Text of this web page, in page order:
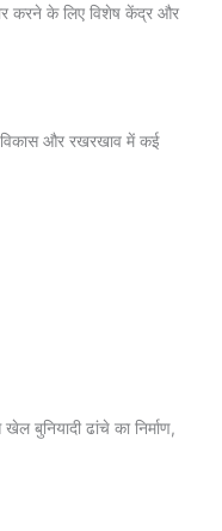
करने के लिए विशेष केंद्र और
और रखरखाव में कई
बुनियादी ढांचे का निर्माण,